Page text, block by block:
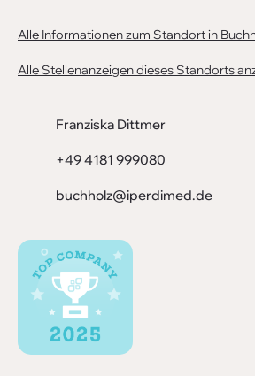
Alle Informationen zum Standort in
Alle Stellenanzeigen dieses Standorts
Franziska Dittmer
+49 4181 999080
buchholz@iperdimed.de